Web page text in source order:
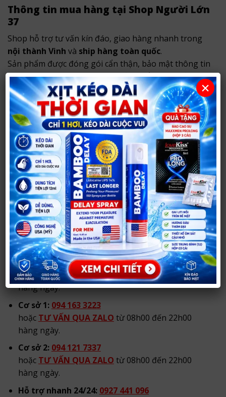
Thông tin mua hàng tại Shop Người Lớn
37
Shop hỗ trợ tư vấn kín đáo, giao hàng nhanh trong
nội thành Vinh và ship hàng toàn quốc.
Sản phẩm được đóng gói cẩn thận, bảo mật thông tin
khách hàng và không ghi tên sản phẩm nhạy cảm
bên ngoài.
Địa chỉ cửa hàng:
Cơ sở 1:
290 Võ Nguyên Hiến, TP Vinh, Nghệ An
(đường Phong Đình Cảng cũ, TP. Vinh) .
XEM CHỈ ĐƯỜNG TỚI CỬA HÀNG
Cơ sở 2:
21 Đốc Thiết, TP Vinh, Nghệ An.
Tạm thời đóng cửa.
Hotline/Zalo tư vấn:
Hotline/Zalo chính:0984 904 269
hoặcTƯ VẤN QUA ZALOtừ 08h00 đến 22h00
hàng ngày.
Cơ sở 1: 094 163 3223
hoặc TƯ VẤN QUA ZALO từ 08h00 đến 22h00
hàng ngày.
Cơ sở 2: 094 121 7337
hoặc TƯ VẤN QUA ZALO từ 08h00 đến 22h00
hàng ngày.
Hỗ trợ nhanh 24/24: 0927 441 096
×